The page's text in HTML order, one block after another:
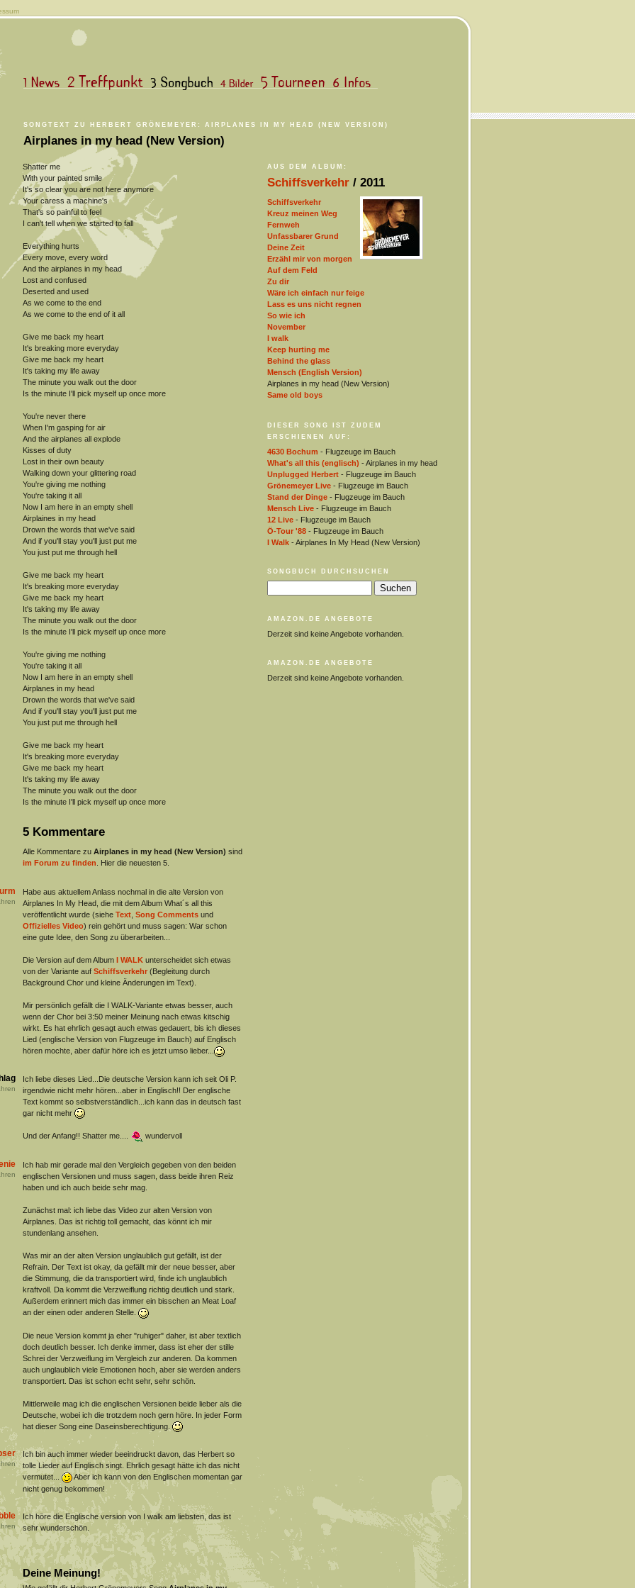
SONGTEXT ZU HERBERT GRÖNEMEYER: AIRPLANES IN MY HEAD (NEW VERSION)
Airplanes in my head (New Version)
Shatter me
With your painted smile
It's so clear you are not here anymore
Your caress a machine's
That's so painful to feel
I can't tell when we started to fall
Everything hurts
Every move, every word
And the airplanes in my head
Lost and confused
Deserted and used
As we come to the end
As we come to the end of it all
Give me back my heart
It's breaking more everyday
Give me back my heart
It's taking my life away
The minute you walk out the door
Is the minute I'll pick myself up once more
You're never there
When I'm gasping for air
And the airplanes all explode
Kisses of duty
Lost in their own beauty
Walking down your glittering road
You're giving me nothing
You're taking it all
Now I am here in an empty shell
Airplaines in my head
Drown the words that we've said
And if you'll stay you'll just put me
You just put me through hell
Give me back my heart
It's breaking more everyday
Give me back my heart
It's taking my life away
The minute you walk out the door
Is the minute I'll pick myself up once more
You're giving me nothing
You're taking it all
Now I am here in an empty shell
Airplanes in my head
Drown the words that we've said
And if you'll stay you'll just put me
You just put me through hell
Give me back my heart
It's breaking more everyday
Give me back my heart
It's taking my life away
The minute you walk out the door
Is the minute I'll pick myself up once more
5 Kommentare
Alle Kommentare zu Airplanes in my head (New Version) sind
im Forum zu finden . Hier die neuesten 5.
Habe aus aktuellem Anlass nochmal in die alte Version von
Airplanes In My Head, die mit dem Album What´s all this
veröffentlicht wurde (siehe Text, Song Commentsund
Offizielles Video) rein gehört und muss sagen: War schon
eine gute Idee, den Song zu überarbeiten...
Die Version auf dem Album I WALKunterscheidet sich etwas
von der Variante auf Schiffsverkehr(Begleitung durch
Background Chor und kleine Änderungen im Text).
Mir persönlich gefällt die I WALK-Variante etwas besser, auch
wenn der Chor bei 3:50 meiner Meinung nach etwas kitschig
wirkt. Es hat ehrlich gesagt auch etwas gedauert, bis ich dieses
Lied (englische Version von Flugzeuge im Bauch) auf Englisch
hören mochte, aber dafür höre ich es jetzt umso lieber...
Ich liebe dieses Lied...Die deutsche Version kann ich seit Oli P.
irgendwie nicht mehr hören...aber in Englisch!! Der englische
Text kommt so selbstverständlich...ich kann das in deutsch fast
gar nicht mehr
Und der Anfang!! Shatter me.... wundervoll
Ich hab mir gerade mal den Vergleich gegeben von den beiden
englischen Versionen und muss sagen, dass beide ihren Reiz
haben und ich auch beide sehr mag.
Zunächst mal: ich liebe das Video zur alten Version von
Airplanes. Das ist richtig toll gemacht, das könnt ich mir
stundenlang ansehen.
Was mir an der alten Version unglaublich gut gefällt, ist der
Refrain. Der Text ist okay, da gefällt mir der neue besser, aber
die Stimmung, die da transportiert wird, finde ich unglaublich
kraftvoll. Da kommt die Verzweiflung richtig deutlich und stark.
Außerdem erinnert mich das immer ein bisschen an Meat Loaf
an der einen oder anderen Stelle.
Die neue Version kommt ja eher "ruhiger" daher, ist aber textlich
doch deutlich besser. Ich denke immer, dass ist eher der stille
Schrei der Verzweiflung im Vergleich zur anderen. Da kommen
auch unglaublich viele Emotionen hoch, aber sie werden anders
transportiert. Das ist schon echt sehr, sehr schön.
Mittlerweile mag ich die englischen Versionen beide lieber als die
Deutsche, wobei ich die trotzdem noch gern höre. In jeder Form
hat dieser Song eine Daseinsberechtigung.
Ich bin auch immer wieder beeindruckt davon, das Herbert so
tolle Lieder auf Englisch singt. Ehrlich gesagt hätte ich das nicht
vermutet...
Aber ich kann von den Englischen momentan gar
nicht genug bekommen!
Ich höre die Englische version von I walk am liebsten, das ist
sehr wunderschön.
Deine Meinung!
AUS DEM ALBUM:
Schiffsverkehr/ 2011
Schiffsverkehr
Kreuz meinen Weg
Fernweh
Unfassbarer Grund
Deine Zeit
Erzähl mir von morgen
Auf dem Feld
Zu dir
Wäre ich einfach nur feige
Lass es uns nicht regnen
So wie ich
November
I walk
Keep hurting me
Behind the glass
Mensch (English Version)
Airplanes in my head (New Version)
Same old boys
DIESER SONG IST ZUDEM
ERSCHIENEN AUF:
4630 Bochum - Flugzeuge im Bauch
What's all this (englisch) - Airplanes in my head
Unplugged Herbert- Flugzeuge im Bauch
Grönemeyer Live- Flugzeuge im Bauch
Stand der Dinge- Flugzeuge im Bauch
Mensch Live- Flugzeuge im Bauch
12 Live- Flugzeuge im Bauch
Ö-Tour '88- Flugzeuge im Bauch
I Walk- Airplanes In My Head (New Version)
SONGBUCH DURCHSUCHEN
AMAZON.DE ANGEBOTE
Derzeit sind keine Angebote vorhanden.
AMAZON.DE ANGEBOTE
Derzeit sind keine Angebote vorhanden.